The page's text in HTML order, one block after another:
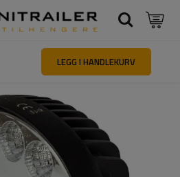
Belysning og elektrisk utstyr Arbeidslamper
LEGG I HANDLEKURV